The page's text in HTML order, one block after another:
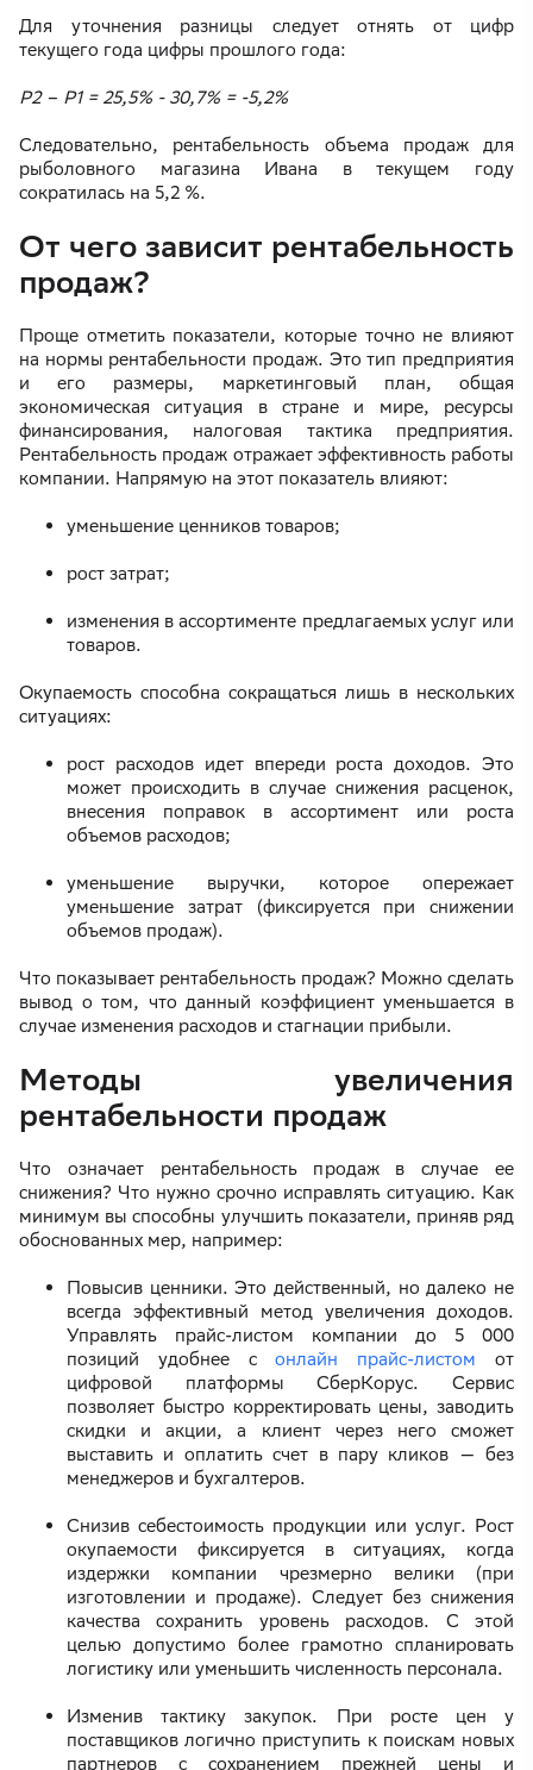
Для уточнения разницы следует отнять от цифр
текущего года цифры прошлого года:
Р2 – Р1 = 25,5% - 30,7% = -5,2%
Следовательно, рентабельность объема продаж для
рыболовного магазина Ивана в текущем году
сократилась на 5,2 %.
От чего зависит рентабельность
продаж?
Проще отметить показатели, которые точно не влияют
на нормы рентабельности продаж. Это тип предприятия
и его размеры, маркетинговый план, общая
экономическая ситуация в стране и мире, ресурсы
финансирования, налоговая тактика предприятия.
Рентабельность продаж отражает эффективность работы
компании. Напрямую на этот показатель влияют:
уменьшение ценников товаров;
рост затрат;
изменения в ассортименте предлагаемых услуг или
товаров.
Окупаемость способна сокращаться лишь в нескольких
ситуациях:
рост расходов идет впереди роста доходов. Это
может происходить в случае снижения расценок,
внесения поправок в ассортимент или роста
объемов расходов;
уменьшение выручки, которое опережает
уменьшение затрат (фиксируется при снижении
объемов продаж).
Что показывает рентабельность продаж? Можно сделать
вывод о том, что данный коэффициент уменьшается в
случае изменения расходов и стагнации прибыли.
Методы увеличения
рентабельности продаж
Что означает рентабельность продаж в случае ее
снижения? Что нужно срочно исправлять ситуацию. Как
минимум вы способны улучшить показатели, приняв ряд
обоснованных мер, например:
Повысив ценники. Это действенный, но далеко не
всегда эффективный метод увеличения доходов.
Управлять прайс-листом компании до 5 000
позиций удобнее сонлайн прайс-листом от
цифровой платформы СберКорус. Сервис
позволяет быстро корректировать цены, заводить
скидки и акции, а клиент через него сможет
выставить и оплатить счет в пару кликов — без
менеджеров и бухгалтеров.
Снизив себестоимость продукции или услуг. Рост
окупаемости фиксируется в ситуациях, когда
издержки компании чрезмерно велики (при
изготовлении и продаже). Следует без снижения
качества сохранить уровень расходов. С этой
целью допустимо более грамотно спланировать
логистику или уменьшить численность персонала.
Изменив тактику закупок. При росте цен у
поставщиков логично приступить к поискам новых
партнеров с сохранением прежней цены и